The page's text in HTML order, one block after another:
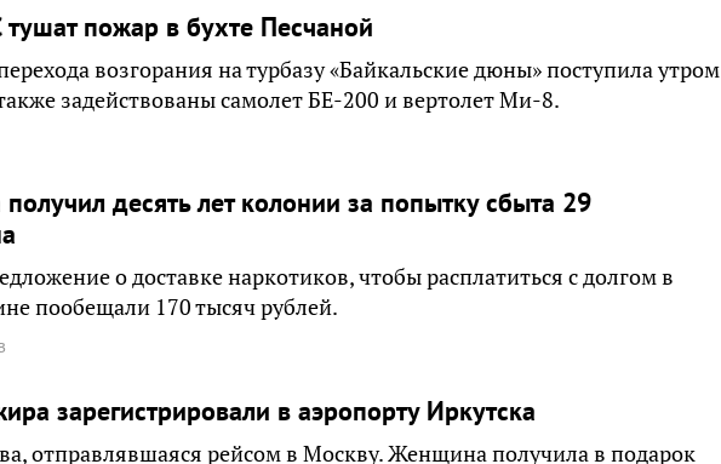
пожар в бухте Песчаной
возгорания на турбазу «Байкальские дюны» поступила утром
задействованы самолет БЕ-200 и вертолет Ми-8.
десять лет колонии за попытку сбыта 29
о доставке наркотиков, чтобы расплатиться с долгом в
пообещали 170 тысяч рублей.
зарегистрировали в аэропорту Иркутска
отправлявшаяся рейсом в Москву. Женщина получила в подарок